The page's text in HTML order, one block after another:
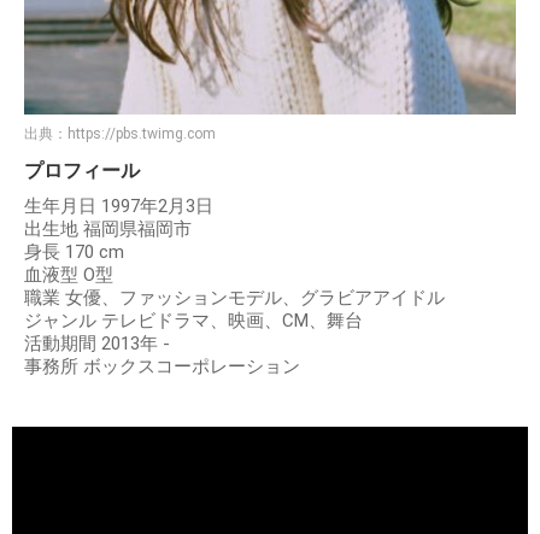
出典： https://pbs.twimg.com
プロフィール
生年月日 1997年2月3日
出生地 福岡県福岡市
身長 170 cm
血液型 O型
職業 女優、ファッションモデル、グラビアアイドル
ジャンル テレビドラマ、映画、CM、舞台
活動期間 2013年 -
事務所 ボックスコーポレーション